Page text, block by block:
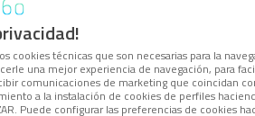
cookies técnicas que son necesarias para la
una mejor experiencia de navegación, para
comunicaciones de marketing que coincidan
a la instalación de cookies de perfiles
Puede configurar las preferencias de cookies